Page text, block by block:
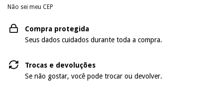
Não sei meu CEP
Compra protegida
Seus dados cuidados durante toda a compra.
Trocas e devoluções
Se não gostar, você pode trocar ou devolver.